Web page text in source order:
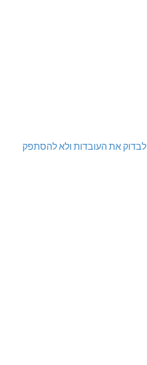
לבדוק את העובדות ולא להסתפק